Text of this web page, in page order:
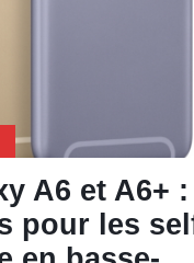
A6 et A6+ :
pour les